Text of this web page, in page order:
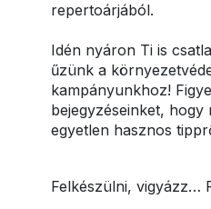
repertoárjából.
Idén nyáron Ti is
űzünk a
kampányunkhoz!
bejegyzéseinket, hogy
egyetlen hasznos
Felkészülni, vigyázz…